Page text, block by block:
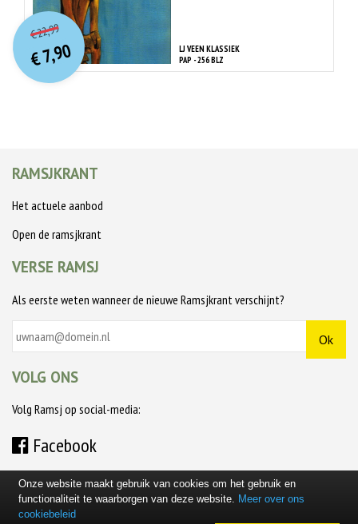
LJ VEEN KLASSIEK
PAP - 256 BLZ
€22,99O
orspr
onkelijke
prijs
was:
€ 22,99.
€7,90
Huidige
prijs
is:
€ 7,90.
RAMSJKRANT
Het actuele aanbod
Open de ramsjkrant
VERSE RAMSJ
Als eerste weten wanneer de nieuwe Ramsjkrant verschijnt?
VOLG ONS
Volg Ramsj op social-media:
Facebook
Onze website maakt gebruik van cookies om het gebruik en
functionaliteit te waarborgen van deze website. Meer over ons
cookiebeleid